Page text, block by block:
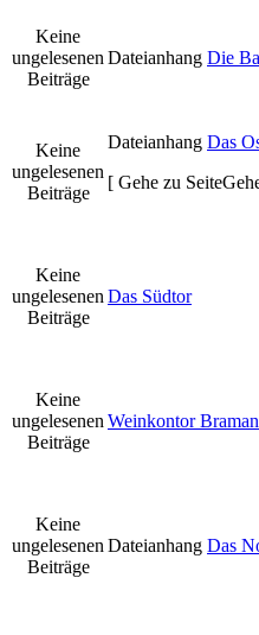
Keine
ungelesenen
Beiträge
Dateianhang Die
Keine
ungelesenen
Beiträge
Dateianhang Das
[ Gehe zu Seite
Keine
ungelesenen
Beiträge
Das Südtor
Keine
ungelesenen
Beiträge
Weinkontor
Keine
ungelesenen
Beiträge
Dateianhang Das